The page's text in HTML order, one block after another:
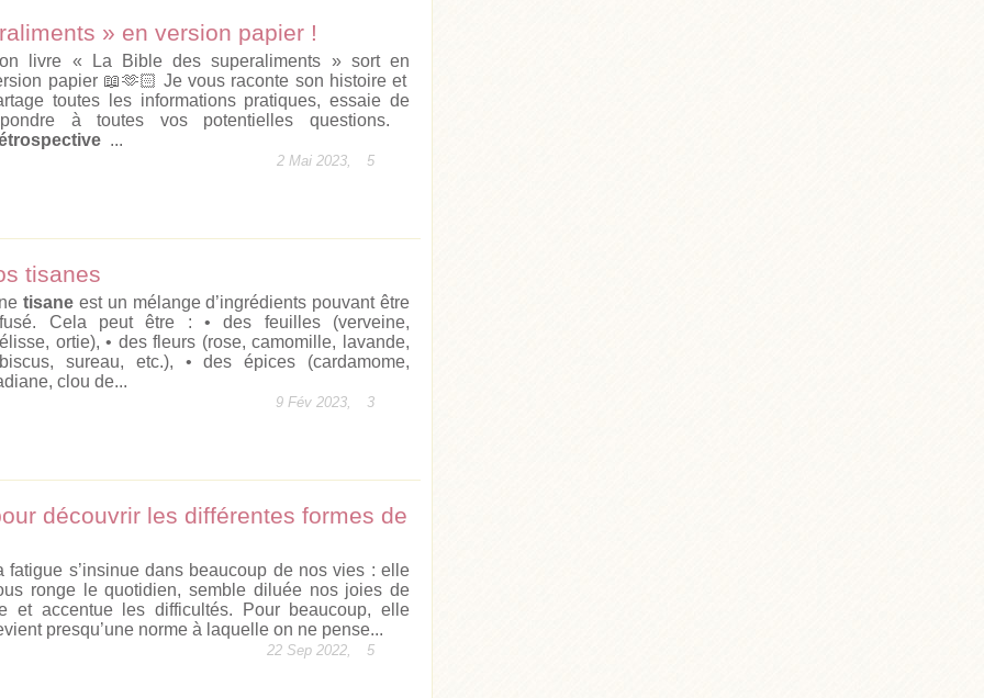
» en version papier !
livre « La Bible des superaliments » sort en
papier 📖🫶🏻 Je vous raconte son histoire et
toutes les informations pratiques, essaie de
à toutes vos potentielles questions.
...
2 Mai 2023, 5
tisanes
tisane est un mélange d’ingrédients pouvant être
Cela peut être : • des feuilles (verveine,
ortie), • des fleurs (rose, camomille, lavande,
sureau, etc.), • des épices (cardamome,
clou de...
9 Fév 2023, 3
découvrir les différentes formes de
fatigue s’insinue dans beaucoup de nos vies : elle
ronge le quotidien, semble diluée nos joies de
et accentue les difficultés. Pour beaucoup, elle
presqu’une norme à laquelle on ne pense...
22 Sep 2022, 5